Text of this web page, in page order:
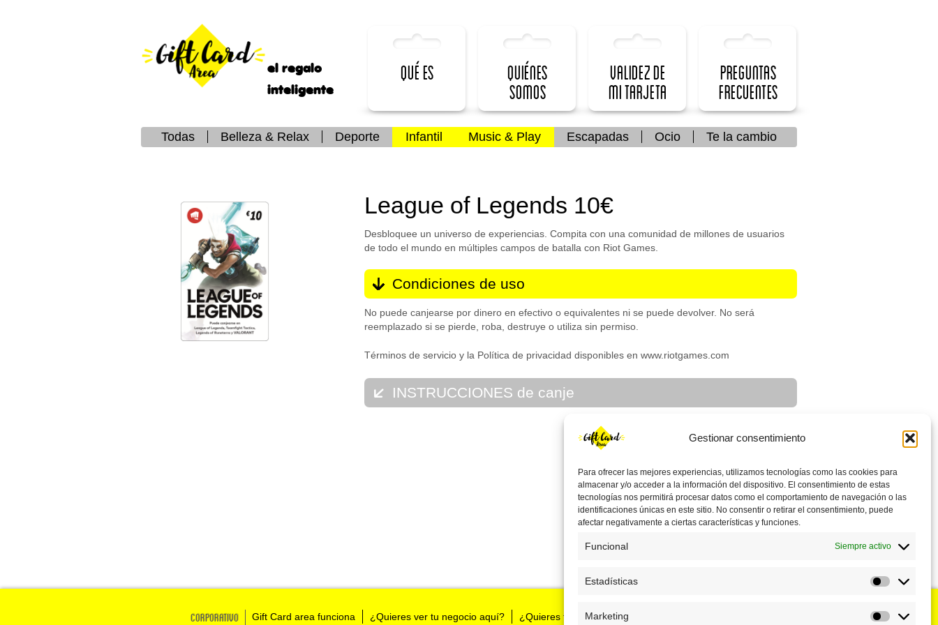
Gestionar consentimiento
Para ofrecer las mejores experiencias, utilizamos tecnologías como las cookies para
almacenar y/o acceder a la información del dispositivo. El consentimiento de estas
tecnologías nos permitirá procesar datos como el comportamiento de navegación o las
identificaciones únicas en este sitio. No consentir o retirar el consentimiento, puede
afectar negativamente a ciertas características y funciones.
Funcional Siempre activo
Estadísticas
Marketing
Marketing
el regalo
inteligente
Qué es
Quiénes
somos
Validez de
mi Tarjeta
Preguntas
frecuentes
Todas Belleza & Relax Deporte Infantil Music & Play Escapadas Ocio Te la cambio
League of Legends 10€
Desbloquee un universo de experiencias. Compita con una comunidad de millones de usuarios
de todo el mundo en múltiples campos de batalla con Riot Games.
Condiciones de uso
No puede canjearse por dinero en efectivo o equivalentes ni se puede devolver. No será
reemplazado si se pierde, roba, destruye o utiliza sin permiso.
Términos de servicio y la Política de privacidad disponibles en www.riotgames.com
INSTRUCCIONES de canje
Puede canjearse en League of Legends, Teamfight Tactics, Legends of Runeterra y
VALORANT. Esta tarjeta le permite comprar MV por valor del importe impreso.
Corporativo Gift Card area funciona ¿Quieres ver tu negocio aquí? ¿Quieres tenernos en tu negocio?